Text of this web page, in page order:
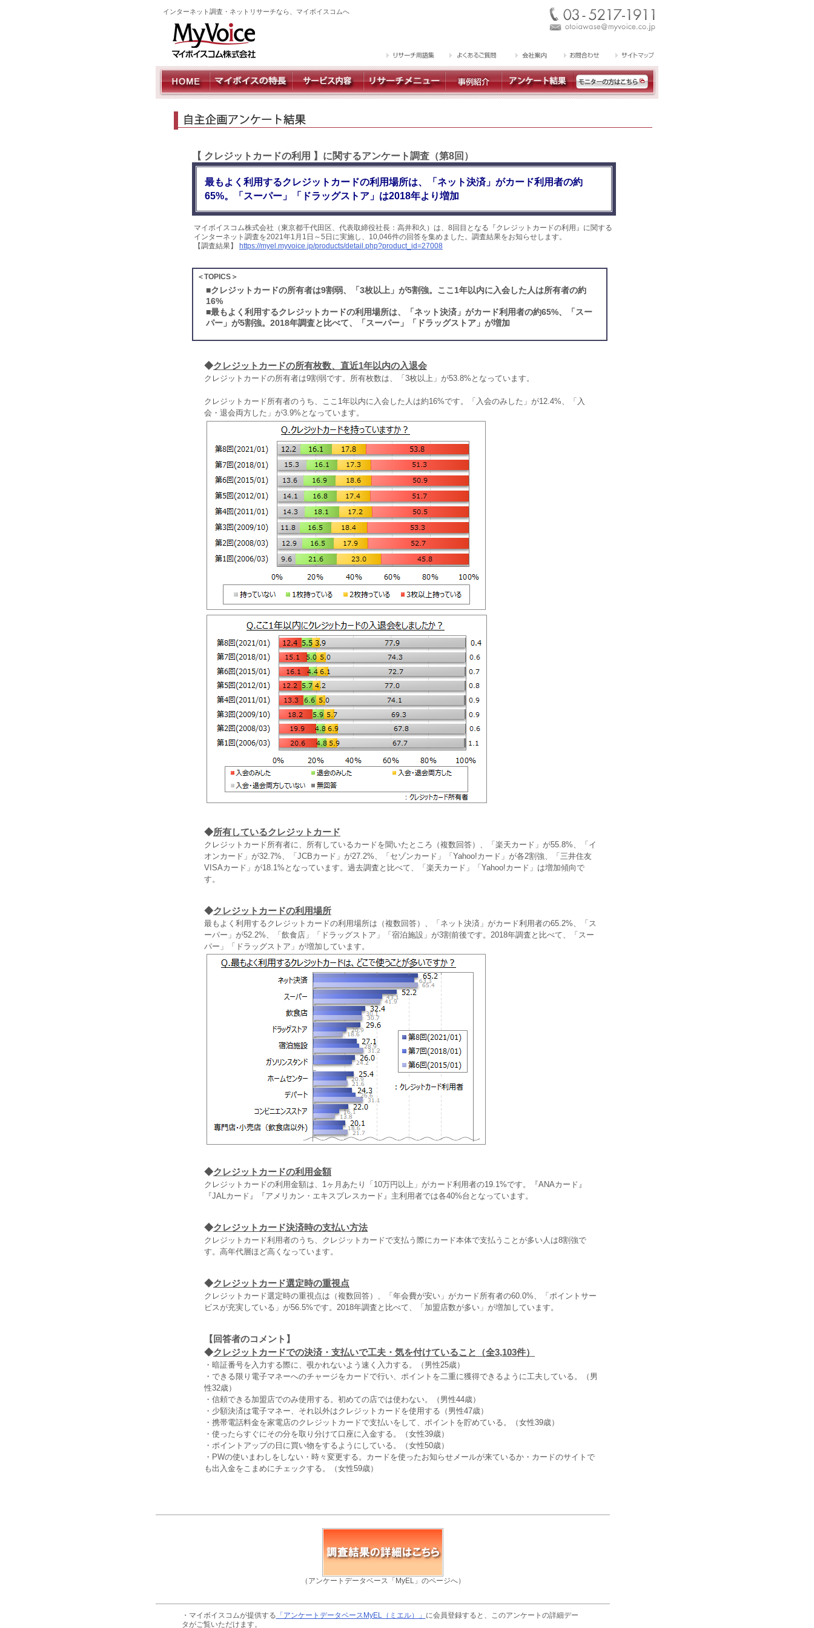
インターネット調査・ネットリサーチなら、マイボイスコムへ
【 クレジットカードの利用 】に関するアンケート調査（第8回）
最もよく利用するクレジットカードの利用場所は、「ネット決済」がカード利用者の約
65%。「スーパー」「ドラッグストア」は2018年より増加
マイボイスコム株式会社（東京都千代田区、代表取締役社長：高井和久）は、8回目となる『クレジットカードの利用』に関する
インターネット調査を2021年1月1日～5日に実施し、10,046件の回答を集めました。調査結果をお知らせします。
【調査結果】
https://myel.myvoice.jp/products/detail.php?product_id=27008
＜TOPICS＞
■クレジットカードの所有者は9割弱、「3枚以上」が5割強。ここ1年以内に入会した人は所有者の約
16%
■最もよく利用するクレジットカードの利用場所は、「ネット決済」がカード利用者の約65%、「スー
パー」が5割強。2018年調査と比べて、「スーパー」「ドラッグストア」が増加
◆クレジットカードの所有枚数、直近1年以内の入退会
クレジットカードの所有者は9割弱です。所有枚数は、「3枚以上」が53.8%となっています。
クレジットカード所有者のうち、ここ1年以内に入会した人は約16%です。「入会のみした」が12.4%、「入
会・退会両方した」が3.9%となっています。
◆所有しているクレジットカード
クレジットカード所有者に、所有しているカードを聞いたところ（複数回答）、「楽天カード」が55.8%、「イ
オンカード」が32.7%、「JCBカード」が27.2%、「セゾンカード」「Yahoo!カード」が各2割強、「三井住友
VISAカード」が18.1%となっています。過去調査と比べて、「楽天カード」「Yahoo!カード」は増加傾向で
す。
◆クレジットカードの利用場所
最もよく利用するクレジットカードの利用場所は（複数回答）、「ネット決済」がカード利用者の65.2%、「ス
ーパー」が52.2%、「飲食店」「ドラッグストア」「宿泊施設」が3割前後です。2018年調査と比べて、「スー
パー」「ドラッグストア」が増加しています。
◆クレジットカードの利用金額
クレジットカードの利用金額は、1ヶ月あたり「10万円以上」がカード利用者の19.1%です。『ANAカード』
『JALカード』『アメリカン・エキスプレスカード』主利用者では各40%台となっています。
◆クレジットカード決済時の支払い方法
クレジットカード利用者のうち、クレジットカードで支払う際にカード本体で支払うことが多い人は8割強で
す。高年代層ほど高くなっています。
◆クレジットカード選定時の重視点
クレジットカード選定時の重視点は（複数回答）、「年会費が安い」がカード所有者の60.0%、「ポイントサー
ビスが充実している」が56.5%です。2018年調査と比べて、「加盟店数が多い」が増加しています。
【回答者のコメント】
◆クレジットカードでの決済・支払いで工夫・気を付けていること（全3,103件）
・暗証番号を入力する際に、覗かれないよう速く入力する。（男性25歳）
・できる限り電子マネーへのチャージをカードで行い、ポイントを二重に獲得できるように工夫している。（男
性32歳）
・信頼できる加盟店でのみ使用する。初めての店では使わない。（男性44歳）
・少額決済は電子マネー、それ以外はクレジットカードを使用する（男性47歳）
・携帯電話料金を家電店のクレジットカードで支払いをして、ポイントを貯めている。（女性39歳）
・使ったらすぐにその分を取り分けて口座に入金する。（女性39歳）
・ポイントアップの日に買い物をするようにしている。（女性50歳）
・PWの使いまわしをしない・時々変更する。カードを使ったお知らせメールが来ているか・カードのサイトで
も出入金をこまめにチェックする。（女性59歳）
（アンケートデータベース「MyEL」のページへ）
・マイボイスコムが提供する 「アンケートデータベースMyEL（ミエル）」 に会員登録すると、このアンケートの詳細デー
タがご覧いただけます。